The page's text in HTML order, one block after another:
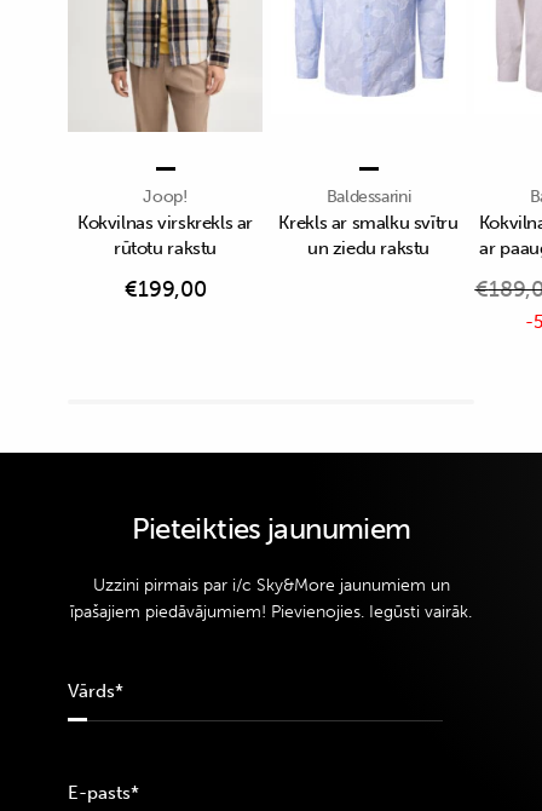
Joop!
Kokvilnas virskrekls ar
rūtotu rakstu
€199,00
Baldessarini
Krekls ar smalku svītru
un ziedu rakstu
ar
€
-
Pieteikties jaunumiem
Uzzini pirmais par i/c Sky&More jaunumiem un
īpašajiem piedāvājumiem! Pievienojies. Iegūsti vairāk.